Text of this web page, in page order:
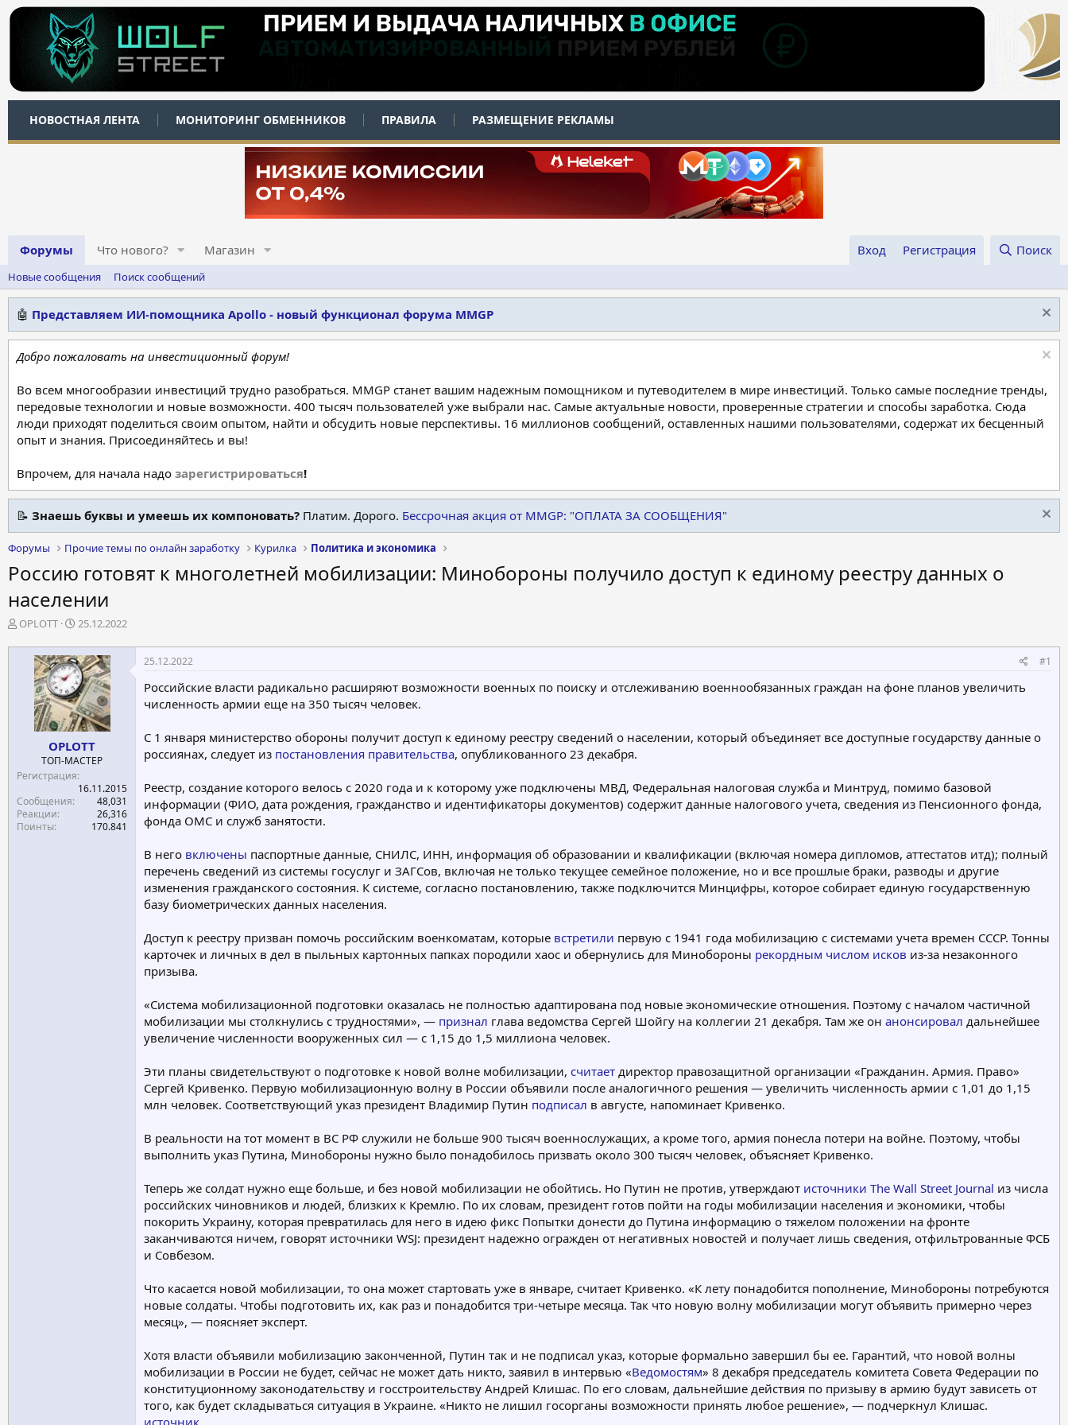
НОВОСТНАЯ ЛЕНТА МОНИТОРИНГ ОБМЕННИКОВ ПРАВИЛА РАЗМЕЩЕНИЕ РЕКЛАМЫ
Форумы Что нового? Магазин Вход Регистрация Поиск
Новые сообщения Поиск сообщений
🤖 Представляем ИИ-помощника Apollo - новый функционал форума MMGP
Добро пожаловать на инвестиционный форум!
Во всем многообразии инвестиций трудно разобраться. MMGP станет вашим надежным помощником и путеводителем в мире инвестиций. Только самые последние тренды,
передовые технологии и новые возможности. 400 тысяч пользователей уже выбрали нас. Самые актуальные новости, проверенные стратегии и способы заработка. Сюда
люди приходят поделиться своим опытом, найти и обсудить новые перспективы. 16 миллионов сообщений, оставленных нашими пользователями, содержат их бесценный
опыт и знания. Присоединяйтесь и вы!
Впрочем, для начала надо зарегистрироваться!
📝 Знаешь буквы и умеешь их компоновать? Платим. Дорого. Бессрочная акция от MMGP: "ОПЛАТА ЗА СООБЩЕНИЯ"
Форумы Прочие темы по онлайн заработку Курилка Политика и экономика
Россию готовят к многолетней мобилизации: Минобороны получило доступ к единому реестру данных о
населении
А
т
OPLOTT
Д
т
а
н
а
ч
а
а
25.12.2022
OPLOTT
ТОП-МАСТЕР
Регистрация
16.11.2015
Сообщения
48,031
Реакции
26,316
Поинты
170.841
25.12.2022 #1
Российские власти радикально расширяют возможности военных по поиску и отслеживанию военнообязанных граждан на фоне планов увеличить
численность армии еще на 350 тысяч человек.
С 1 января министерство обороны получит доступ к единому реестру сведений о населении, который объединяет все доступные государству данные о
россиянах, следует из постановления правительства, опубликованного 23 декабря.
Реестр, создание которого велось с 2020 года и к которому уже подключены МВД, Федеральная налоговая служба и Минтруд, помимо базовой
информации (ФИО, дата рождения, гражданство и идентификаторы документов) содержит данные налогового учета, сведения из Пенсионного фонда,
фонда ОМС и служб занятости.
В него включены паспортные данные, СНИЛС, ИНН, информация об образовании и квалификации (включая номера дипломов, аттестатов итд); полный
перечень сведений из системы госуслуг и ЗАГСов, включая не только текущее семейное положение, но и все прошлые браки, разводы и другие
изменения гражданского состояния. К системе, согласно постановлению, также подключится Минцифры, которое собирает единую государственную
базу биометрических данных населения.
Доступ к реестру призван помочь российским военкоматам, которые встретили первую с 1941 года мобилизацию с системами учета времен СССР. Тонны
карточек и личных в дел в пыльных картонных папках породили хаос и обернулись для Минобороны рекордным числом исков из-за незаконного
призыва.
«Система мобилизационной подготовки оказалась не полностью адаптирована под новые экономические отношения. Поэтому с началом частичной
мобилизации мы столкнулись с трудностями», — признал глава ведомства Сергей Шойгу на коллегии 21 декабря. Там же он анонсировал дальнейшее
увеличение численности вооруженных сил — с 1,15 до 1,5 миллиона человек.
Эти планы свидетельствуют о подготовке к новой волне мобилизации, считает директор правозащитной организации «Гражданин. Армия. Право»
Сергей Кривенко. Первую мобилизационную волну в России объявили после аналогичного решения — увеличить численность армии с 1,01 до 1,15
млн человек. Соответствующий указ президент Владимир Путин подписал в августе, напоминает Кривенко.
В реальности на тот момент в ВС РФ служили не больше 900 тысяч военнослужащих, а кроме того, армия понесла потери на войне. Поэтому, чтобы
выполнить указ Путина, Минобороны нужно было понадобилось призвать около 300 тысяч человек, объясняет Кривенко.
Теперь же солдат нужно еще больше, и без новой мобилизации не обойтись. Но Путин не против, утверждают источники The Wall Street Journal из числа
российских чиновников и людей, близких к Кремлю. По их словам, президент готов пойти на годы мобилизации населения и экономики, чтобы
покорить Украину, которая превратилась для него в идею фикс Попытки донести до Путина информацию о тяжелом положении на фронте
заканчиваются ничем, говорят источники WSJ: президент надежно огражден от негативных новостей и получает лишь сведения, отфильтрованные ФСБ
и Совбезом.
Что касается новой мобилизации, то она может стартовать уже в январе, считает Кривенко. «К лету понадобится пополнение, Минобороны потребуются
новые солдаты. Чтобы подготовить их, как раз и понадобится три-четыре месяца. Так что новую волну мобилизации могут объявить примерно через
месяц», — поясняет эксперт.
Хотя власти объявили мобилизацию законченной, Путин так и не подписал указ, которые формально завершил бы ее. Гарантий, что новой волны
мобилизации в России не будет, сейчас не может дать никто, заявил в интервью «Ведомостям» 8 декабря председатель комитета Совета Федерации по
конституционному законодательству и госстроительству Андрей Клишас. По его словам, дальнейшие действия по призыву в армию будут зависеть от
того, как будет складываться ситуация в Украине. «Никто не лишил госорганы возможности принять любое решение», — подчеркнул Клишас.
источник